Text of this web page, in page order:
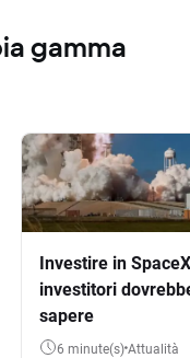
gamma
Investire in
investitori
sapere
6 minute(s) Attualità